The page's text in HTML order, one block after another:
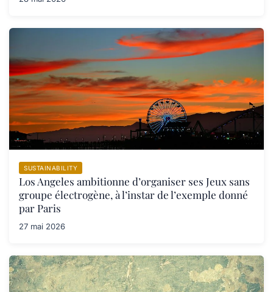
SUSTAINABILITY
Los Angeles ambitionne d’organiser ses Jeux sans
groupe électrogène, à l’instar de l’exemple donné
par Paris
27 mai 2026